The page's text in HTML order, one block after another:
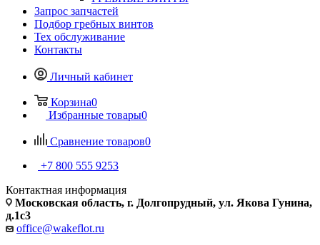
Запрос запчастей
Подбор гребных винтов
Тех обслуживание
Контакты
Личный кабинет
Корзина0
Избранные товары0
Сравнение товаров0
+7 800 555 9253
Контактная информация
Московская область, г. Долгопрудный, ул. Якова Гунина,
д.1с3
office@wakeflot.ru